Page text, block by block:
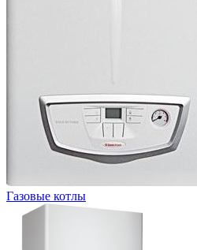
Газовые котлы